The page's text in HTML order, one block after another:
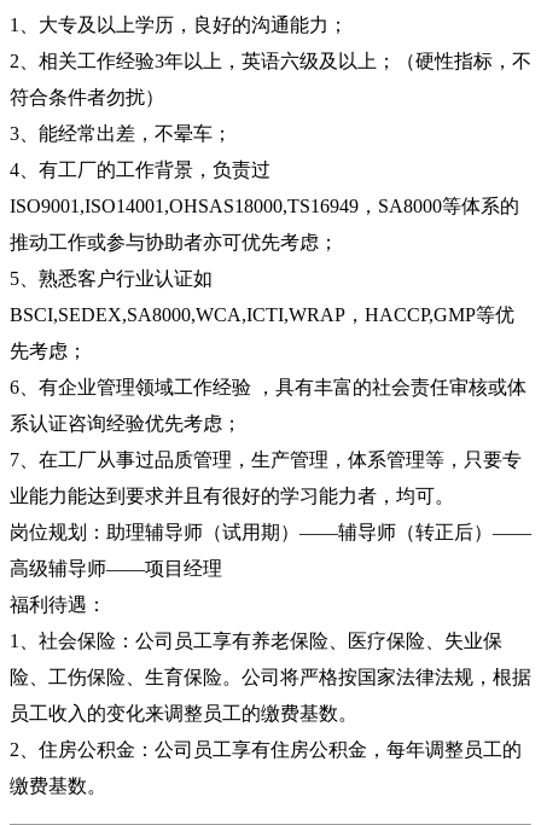
1、大专及以上学历 ，良好的沟通能力 ；
2、相关工作经验3年以上，英语六级及以上；（硬性指标，不
符合条件者勿扰）
3、能经常出差，不晕车；
4、有工厂的工作背景，负责过
ISO9001,ISO14001,OHSAS18000,TS16949，SA8000等体系的
推动工作或参与协助者亦可优先考虑；
5、熟悉客户行业认证如
BSCI,SEDEX,SA8000,WCA,ICTI,WRAP，HACCP,GMP等优
先考虑；
6、有企业管理领域工作经验 ，具有丰富的社会责任审核或体
系认证咨询经验优先考虑；
7、在工厂从事过品质管理，生产管理，体系管理等，只要专
业能力能达到要求并且有很好的学习能力者，均可。
岗位规划：助理辅导师（试用期）——辅导师（转正后）——
高级辅导师——项目经理
福利待遇：
1、社会保险：公司员工享有养老保险、医疗保险、失业保
险、工伤保险、生育保险。公司将严格按国家法律法规，根据
员工收入的变化来调整员工的缴费基数。
2、住房公积金：公司员工享有住房公积金，每年调整员工的
缴费基数。